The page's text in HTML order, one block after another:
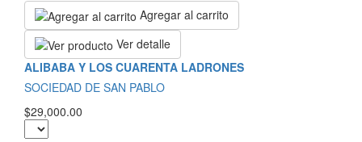
Agregar al carrito
Ver detalle
ALIBABA Y LOS CUARENTA LADRONES
SOCIEDAD DE SAN PABLO
$29,000.00